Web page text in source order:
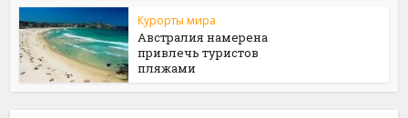
Курорты мира
Австралия намерена
привлечь туристов
пляжами